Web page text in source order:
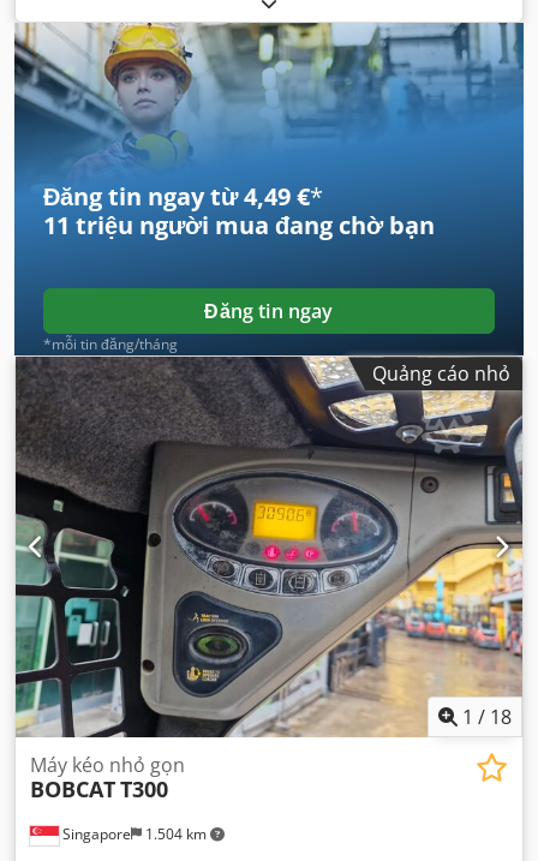
Đăng tin ngay từ 4,49 €*
11 triệu người mua đang chờ bạn
Đăng tin ngay
*mỗi tin đăng/tháng
Quảng cáo nhỏ
1 / 18
Singapore 1.504 km
Máy kéo nhỏ gọn
BOBCATT300